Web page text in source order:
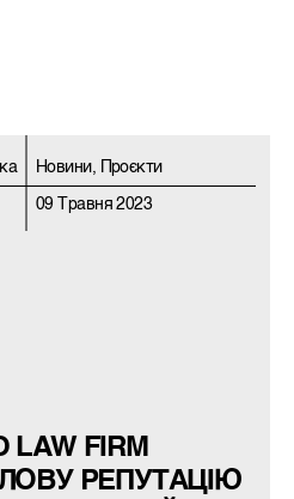
Новини, Проєкти
09 Травня 2023
FIRM
РЕПУТАЦІЮ